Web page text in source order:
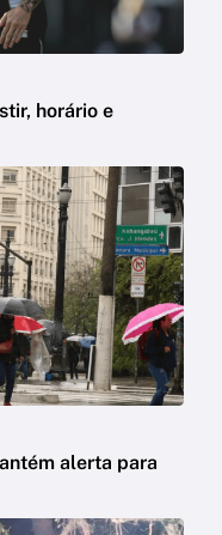
horário e
alerta para